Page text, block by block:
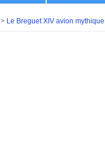
> Le Breguet XIV avion